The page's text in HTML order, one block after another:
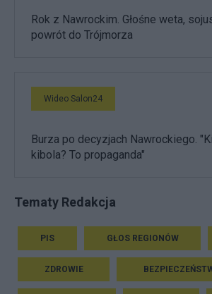
Rok z Nawrockim. Głośne weta,
powrót do Trójmorza
Wideo Salon24
Burza po decyzjach Nawrockiego.
kibola? To propaganda"
Tematy Redakcja
PIS GŁOS REGIONÓW
ZDROWIE